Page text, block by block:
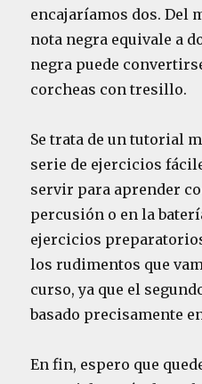
encajaríamos dos. Del
nota negra equivale a
negra puede
corcheas con tresillo.
Se trata de un tutorial
serie de ejercicios
servir para aprender
percusión o en la
ejercicios
los rudimentos que
curso, ya que el
basado precisamente
En fin, espero que